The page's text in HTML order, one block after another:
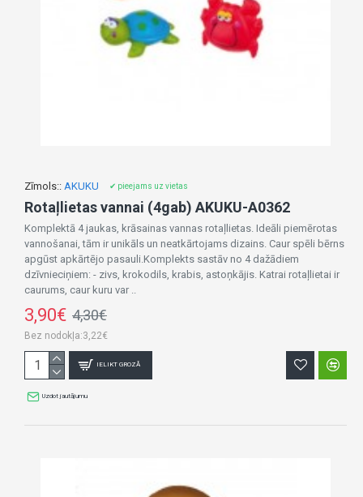
Zīmols:: AKUKU ✔ pieejams uz vietas
Rotaļlietas vannai (4gab) AKUKU-A0362
Komplektā 4 jaukas, krāsainas vannas rotaļlietas. Ideāli piemērotas
vannošanai, tām ir unikāls un neatkārtojams dizains. Caur spēli bērns
apgūst apkārtējo pasauli.Komplekts sastāv no 4 dažādiem
dzīvnieciņiem: - zivs, krokodils, krabis, astoņkājis. Katrai rotaļlietai ir
caurums, caur kuru var ..
3,90€ 4,30€
Bez nodokļa:3,22€
IELIKT GROZĀ
Uzdot jautājumu